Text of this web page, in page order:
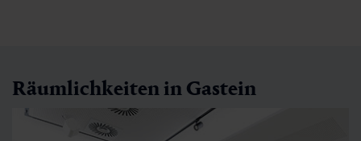
Räumlichkeiten in Gastein